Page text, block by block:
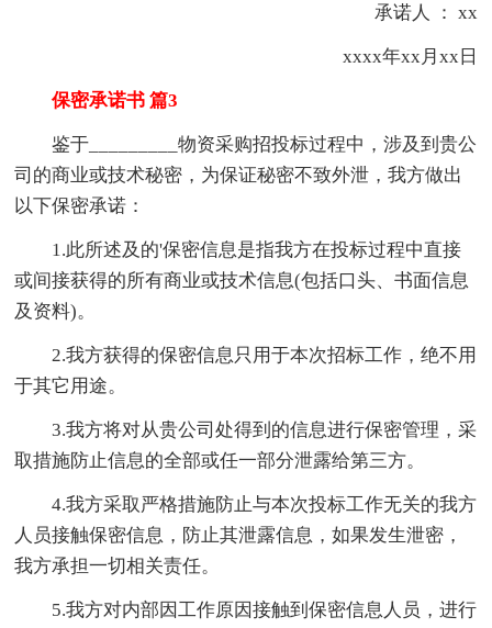
承诺人 ： xx
xxxx年xx月xx日
保密承诺书 篇3
鉴于_________物资采购招投标过程中，涉及到贵公
司的商业或技术秘密，为保证秘密不致外泄，我方做出
以下保密承诺：
1.此所述及的'保密信息是指我方在投标过程中直接
或间接获得的所有商业或技术信息(包括口头、书面信息
及资料)。
2.我方获得的保密信息只用于本次招标工作，绝不用
于其它用途。
3.我方将对从贵公司处得到的信息进行保密管理，采
取措施防止信息的全部或任一部分泄露给第三方。
4.我方采取严格措施防止与本次投标工作无关的我方
人员接触保密信息，防止其泄露信息，如果发生泄密，
我方承担一切相关责任。
5.我方对内部因工作原因接触到保密信息人员，进行